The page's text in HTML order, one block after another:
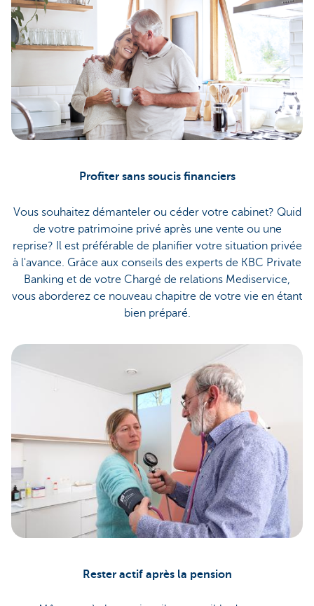
Profiter sans soucis financiers
Vous souhaitez démanteler ou céder votre cabinet? Quid
de votre patrimoine privé après une vente ou une
reprise? Il est préférable de planifier votre situation privée
à l'avance. Grâce aux conseils des experts de KBC Private
Banking et de votre Chargé de relations Mediservice,
vous aborderez ce nouveau chapitre de votre vie en étant
bien préparé.
Rester actif après la pension